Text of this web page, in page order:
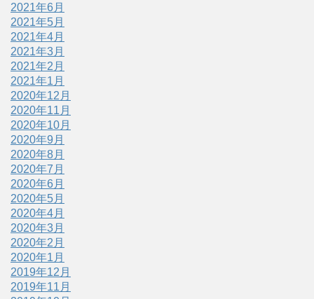
2021年6月
2021年5月
2021年4月
2021年3月
2021年2月
2021年1月
2020年12月
2020年11月
2020年10月
2020年9月
2020年8月
2020年7月
2020年6月
2020年5月
2020年4月
2020年3月
2020年2月
2020年1月
2019年12月
2019年11月